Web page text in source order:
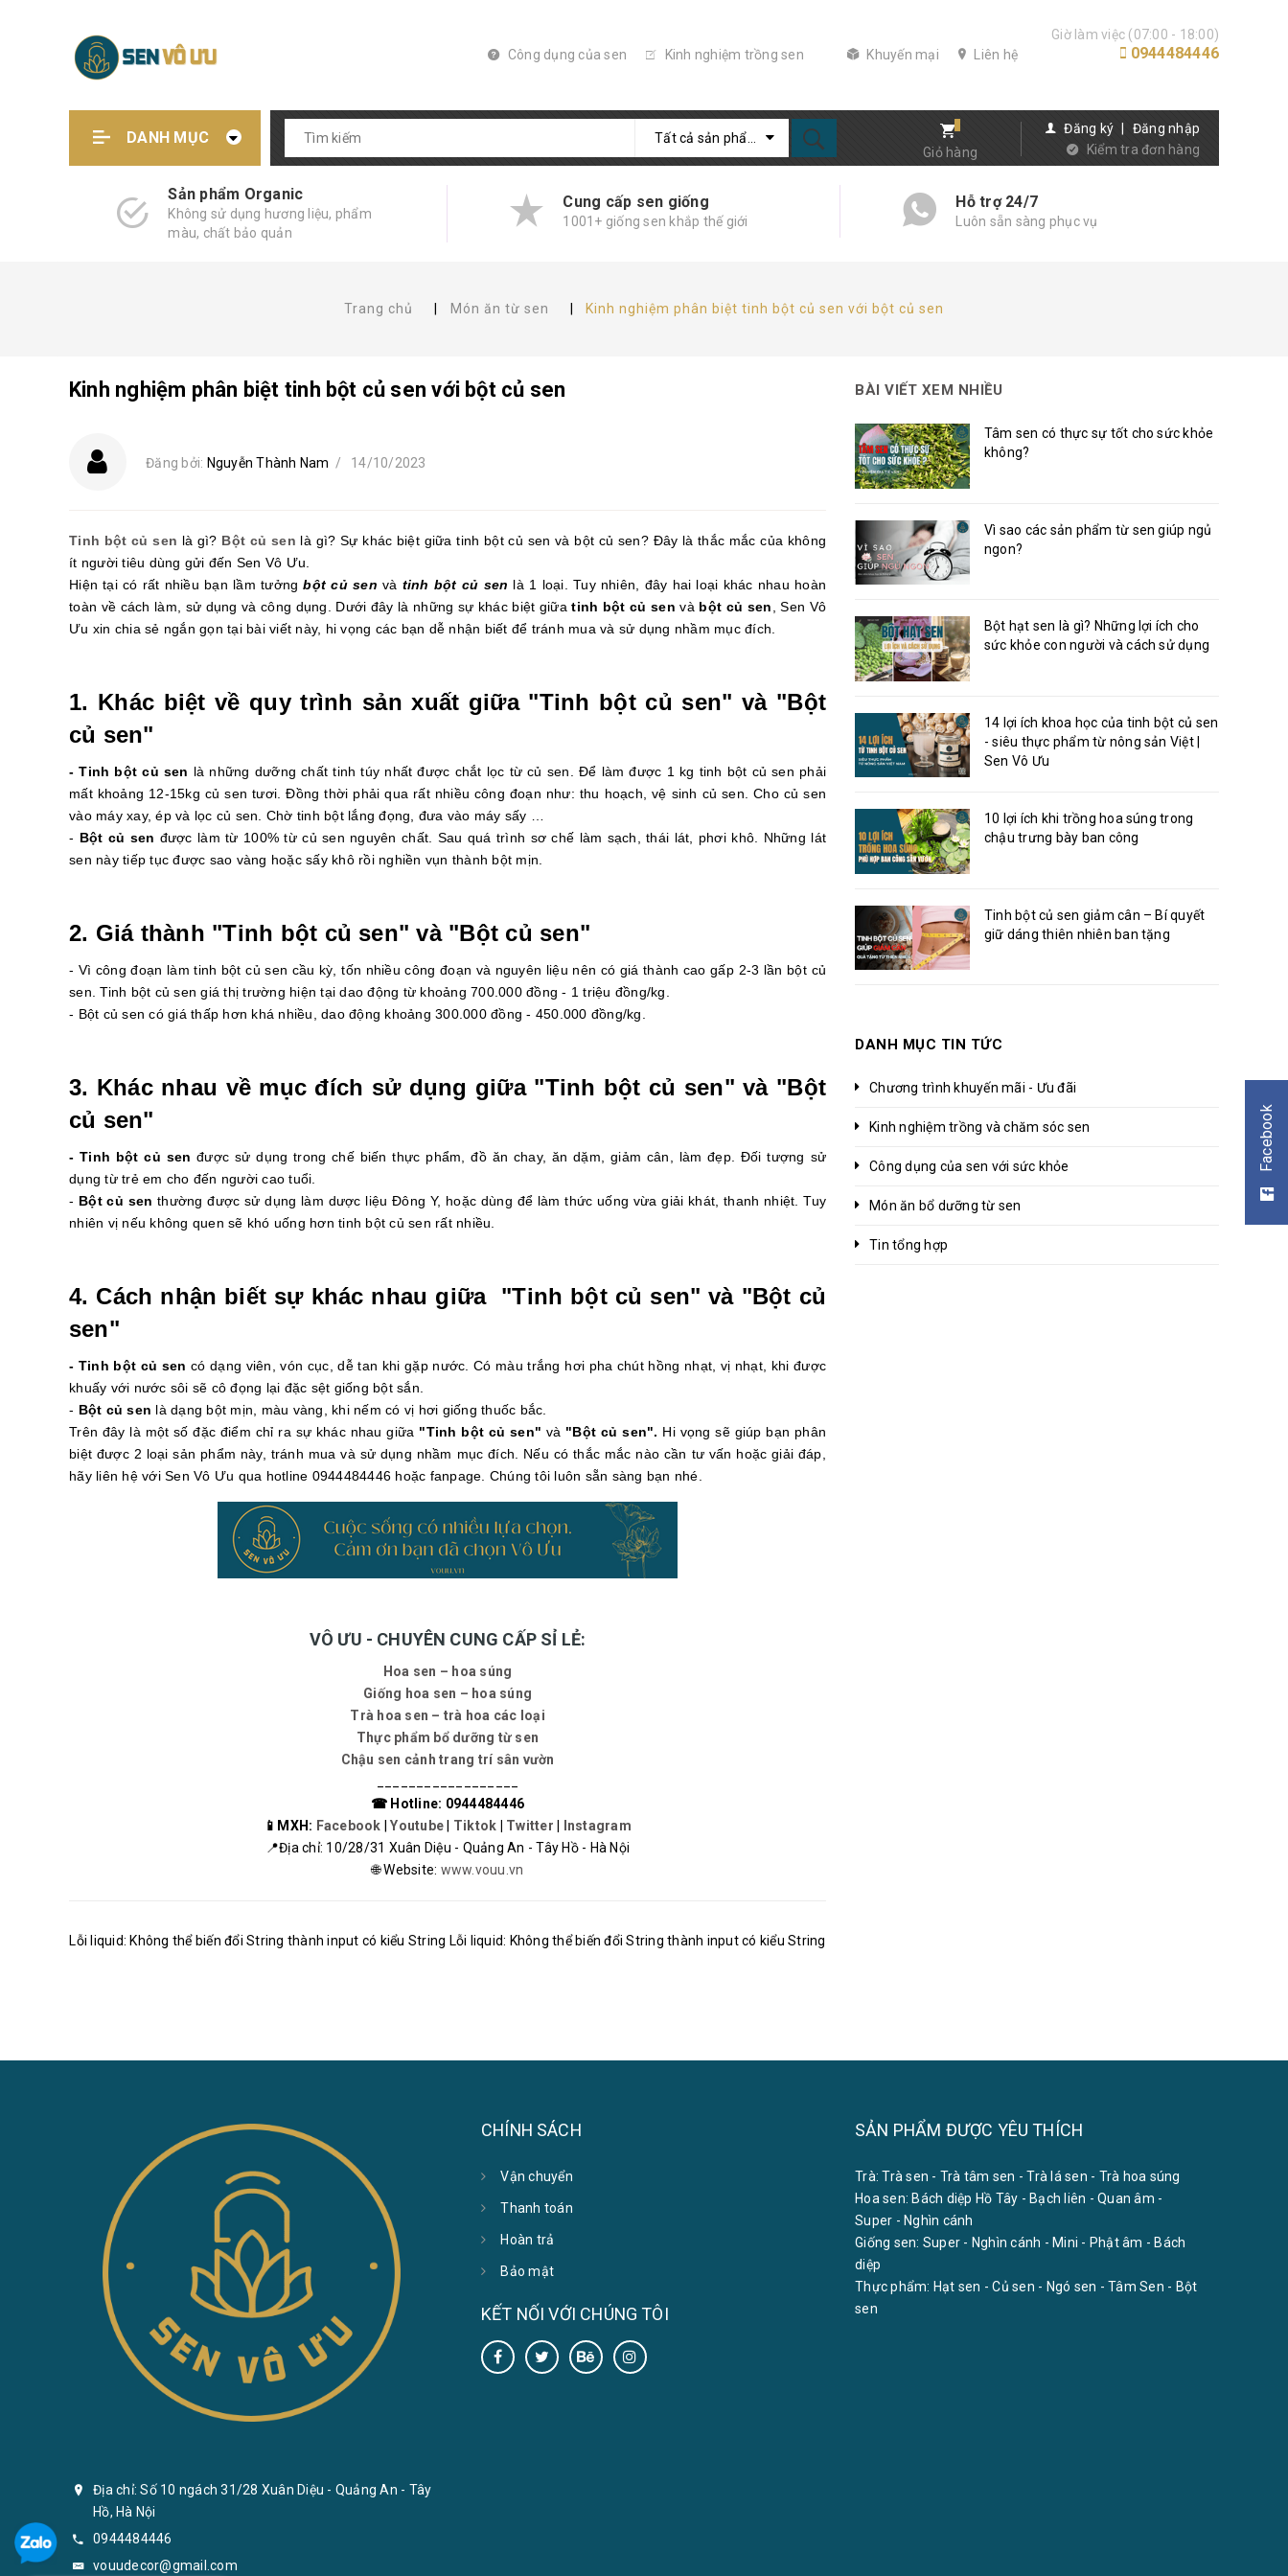
Công dụng của sen Kinh nghiệm trồng sen Khuyến mại Liên hệ
Giờ làm việc (07:00 - 18:00)
0944484446
DANH MỤC
Giỏ hàng
Đăng ký
Đăng nhập
Kiểm tra đơn hàng
Sản phẩm Organic
Không sử dụng hương liệu, phẩm
màu, chất bảo quản
Cung cấp sen giống
1001+ giống sen khắp thế giới
Hỗ trợ 24/7
Luôn sẵn sàng phục vụ
Trang chủ Món ăn từ sen Kinh nghiệm phân biệt tinh bột củ sen với bột củ sen
Kinh nghiệm phân biệt tinh bột củ sen với bột củ sen
Đăng bởi: Nguyễn Thành Nam / 14/10/2023
Tinh bột củ sen là gì? Bột củ sen là gì? Sự khác biệt giữa tinh bột củ sen và bột củ sen? Đây là thắc mắc của không
ít người tiêu dùng gửi đến Sen Vô Ưu.
Hiện tại có rất nhiều bạn lầm tưởngbột củ sen và tinh bột củ sen là 1 loại. Tuy nhiên, đây hai loại khác nhau hoàn
toàn về cách làm, sử dụng và công dụng. Dưới đây là những sự khác biệt giữatinh bột củ senvà bột củ sen , Sen Vô
Ưu xin chia sẻ ngắn gọn tại bài viết này, hi vọng các bạn dễ nhận biết để tránh mua và sử dụng nhầm mục đích.
1. Khác biệt về quy trình sản xuất giữa "Tinh bột củ sen" và "Bột
củ sen"
- Tinh bột củ sen là những dưỡng chất tinh túy nhất được chắt lọc từ củ sen. Để làm được 1 kg tinh bột củ sen phải
mất khoảng 12-15kg củ sen tươi. Đồng thời phải qua rất nhiều công đoạn như: thu hoạch, vệ sinh củ sen. Cho củ sen
vào máy xay, ép và lọc củ sen. Chờ tinh bột lắng đọng, đưa vào máy sấy …
- Bột củ sen được làm từ 100% từ củ sen nguyên chất. Sau quá trình sơ chế làm sạch, thái lát, phơi khô. Những lát
sen này tiếp tục được sao vàng hoặc sấy khô rồi nghiền vụn thành bột mịn.
2. Giá thành "Tinh bột củ sen" và "Bột củ sen"
- Vì công đoạn làm tinh bột củ sen cầu kỳ, tốn nhiều công đoạn và nguyên liệu nên có giá thành cao gấp 2-3 lần bột củ
sen. Tinh bột củ sen giá thị trường hiện tại dao động từ khoảng 700.000 đồng - 1 triệu đồng/kg.
- Bột củ sen có giá thấp hơn khá nhiều, dao động khoảng 300.000 đồng - 450.000 đồng/kg.
3. Khác nhau về mục đích sử dụng giữa "Tinh bột củ sen" và "Bột
củ sen"
- Tinh bột củ senđược sử dụng trong chế biến thực phẩm, đồ ăn chay, ăn dặm, giảm cân, làm đẹp. Đối tượng sử
dụng từ trẻ em cho đến người cao tuổi.
- Bột củ sen thường được sử dụng làm dược liệu Đông Y, hoặc dùng để làm thức uống vừa giải khát, thanh nhiệt. Tuy
nhiên vị nếu không quen sẽ khó uống hơn tinh bột củ sen rất nhiều.
4. Cách nhận biết sự khác nhau giữa "Tinh bột củ sen" và "Bột củ
sen"
- Tinh bột củ sencó dạng viên, vón cục, dễ tan khi gặp nước. Có màu trắng hơi pha chút hồng nhạt, vị nhạt, khi được
khuấy với nước sôi sẽ cô đọng lại đặc sệt giống bột sắn.
- Bột củ sen là dạng bột mịn, màu vàng, khi nếm có vị hơi giống thuốc bắc.
Trên đây là một số đặc điểm chỉ ra sự khác nhau giữa "Tinh bột củ sen" và "Bột củ sen". Hi vọng sẽ giúp bạn phân
biệt được 2 loại sản phẩm này, tránh mua và sử dụng nhầm mục đích. Nếu có thắc mắc nào cần tư vấn hoặc giải đáp,
hãy liên hệ với Sen Vô Ưu qua hotline 0944484446 hoặc fanpage. Chúng tôi luôn sẵn sàng bạn nhé.
VÔ ƯU - CHUYÊN CUNG CẤP SỈ LẺ:
Hoa sen – hoa súng
Giống hoa sen – hoa súng
Trà hoa sen – trà hoa các loại
Thực phẩm bổ dưỡng từ sen
Chậu sen cảnh trang trí sân vườn
☎ Hotline: 0944484446
📱MXH: Facebook |Youtube Tiktok Twitter
Instagram
📍Địa chỉ: 10/28/31 Xuân Diệu - Quảng An - Tây Hồ - Hà Nội
🌐 Website: www.vouu.vn
Lỗi liquid: Không thể biến đổi String thành input có kiểu String Lỗi liquid: Không thể biến đổi String thành input có kiểu String
BÀI VIẾT XEM NHIỀU
Tâm sen có thực sự tốt cho sức khỏe
không?
Vì sao các sản phẩm từ sen giúp ngủ
ngon?
Bột hạt sen là gì? Những lợi ích cho
sức khỏe con người và cách sử dụng
14 lợi ích khoa học của tinh bột củ sen
- siêu thực phẩm từ nông sản Việt |
Sen Vô Ưu
10 lợi ích khi trồng hoa súng trong
chậu trưng bày ban công
Tinh bột củ sen giảm cân – Bí quyết
giữ dáng thiên nhiên ban tặng
DANH MỤC TIN TỨC
Chương trình khuyến mãi - Ưu đãi
Kinh nghiệm trồng và chăm sóc sen
Công dụng của sen với sức khỏe
Món ăn bổ dưỡng từ sen
Tin tổng hợp
Facebook
Địa chỉ: Số 10 ngách 31/28 Xuân Diệu - Quảng An - Tây
Hồ, Hà Nội
0944484446
vouudecor@gmail.com
CHÍNH SÁCH
Vận chuyển
Thanh toán
Hoàn trả
Bảo mật
KẾT NỐI VỚI CHÚNG TÔI
SẢN PHẨM ĐƯỢC YÊU THÍCH
Trà: Trà sen - Trà tâm sen - Trà lá sen - Trà hoa súng
Hoa sen: Bách diệp Hồ Tây - Bạch liên - Quan âm -
Super - Nghìn cánh
Giống sen: Super - Nghìn cánh - Mini - Phật âm - Bách
diệp
Thực phẩm: Hạt sen - Củ sen - Ngó sen - Tâm Sen - Bột
sen